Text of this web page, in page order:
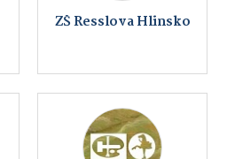
ZŠ Resslova Hlinsko